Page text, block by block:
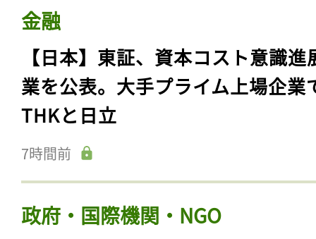
金融
【日本】東証、資本コスト意識進
業を公表。大手プライム上場企業
THKと日立
7時間前
政府・国際機関・NGO